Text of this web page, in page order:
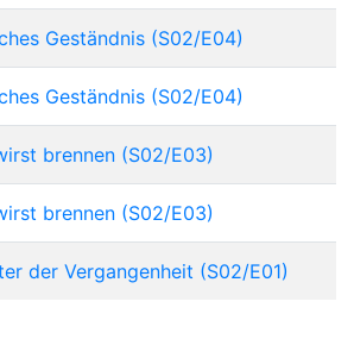
Geständnis (S02/E04)
Geständnis (S02/E04)
brennen (S02/E03)
brennen (S02/E03)
der Vergangenheit (S02/E01)